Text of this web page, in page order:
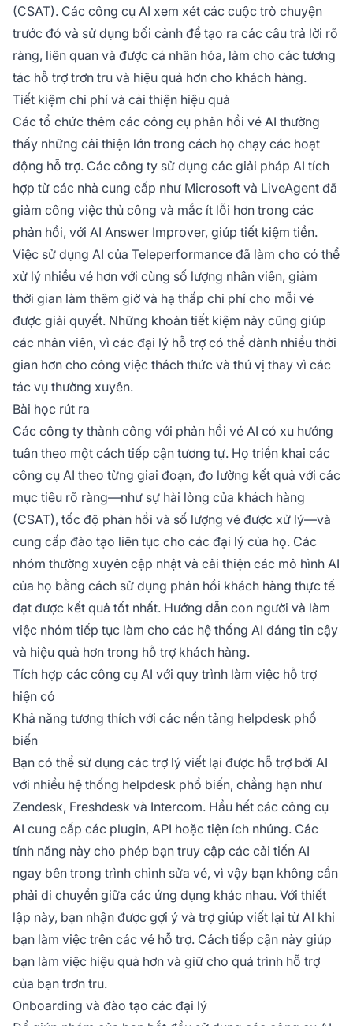
(CSAT). Các công cụ AI xem xét các cuộc trò chuyện
trước đó và sử dụng bối cảnh để tạo ra các câu trả lời rõ
ràng, liên quan và được cá nhân hóa, làm cho các tương
tác hỗ trợ trơn tru và hiệu quả hơn cho khách hàng.
Tiết kiệm chi phí và cải thiện hiệu quả
Các tổ chức thêm các công cụ phản hồi vé AI thường
thấy những cải thiện lớn trong cách họ chạy các hoạt
động hỗ trợ. Các công ty sử dụng các giải pháp AI tích
hợp từ các nhà cung cấp như Microsoft và LiveAgent đã
giảm công việc thủ công và mắc ít lỗi hơn trong các
phản hồi, với AI Answer Improver, giúp tiết kiệm tiền.
Việc sử dụng AI của Teleperformance đã làm cho có thể
xử lý nhiều vé hơn với cùng số lượng nhân viên, giảm
thời gian làm thêm giờ và hạ thấp chi phí cho mỗi vé
được giải quyết. Những khoản tiết kiệm này cũng giúp
các nhân viên, vì các đại lý hỗ trợ có thể dành nhiều thời
gian hơn cho công việc thách thức và thú vị thay vì các
tác vụ thường xuyên.
Bài học rút ra
Các công ty thành công với phản hồi vé AI có xu hướng
tuân theo một cách tiếp cận tương tự. Họ triển khai các
công cụ AI theo từng giai đoạn, đo lường kết quả với các
mục tiêu rõ ràng—như sự hài lòng của khách hàng
(CSAT), tốc độ phản hồi và số lượng vé được xử lý—và
cung cấp đào tạo liên tục cho các đại lý của họ. Các
nhóm thường xuyên cập nhật và cải thiện các mô hình AI
của họ bằng cách sử dụng phản hồi khách hàng thực tế
đạt được kết quả tốt nhất. Hướng dẫn con người và làm
việc nhóm tiếp tục làm cho các hệ thống AI đáng tin cậy
và hiệu quả hơn trong hỗ trợ khách hàng.
Tích hợp các công cụ AI với quy trình làm việc hỗ trợ
hiện có
Khả năng tương thích với các nền tảng helpdesk phổ
biến
Bạn có thể sử dụng các trợ lý viết lại được hỗ trợ bởi AI
với nhiều hệ thống helpdesk phổ biến, chẳng hạn như
Zendesk, Freshdesk và Intercom. Hầu hết các công cụ
AI cung cấp các plugin, API hoặc tiện ích nhúng. Các
tính năng này cho phép bạn truy cập các cải tiến AI
ngay bên trong trình chỉnh sửa vé, vì vậy bạn không cần
phải di chuyển giữa các ứng dụng khác nhau. Với thiết
lập này, bạn nhận được gợi ý và trợ giúp viết lại từ AI khi
bạn làm việc trên các vé hỗ trợ. Cách tiếp cận này giúp
bạn làm việc hiệu quả hơn và giữ cho quá trình hỗ trợ
của bạn trơn tru.
Onboarding và đào tạo các đại lý